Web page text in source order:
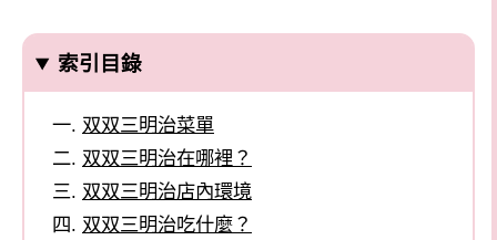
索引目錄
双双三明治菜單
双双三明治在哪裡？
双双三明治店內環境
双双三明治吃什麼？